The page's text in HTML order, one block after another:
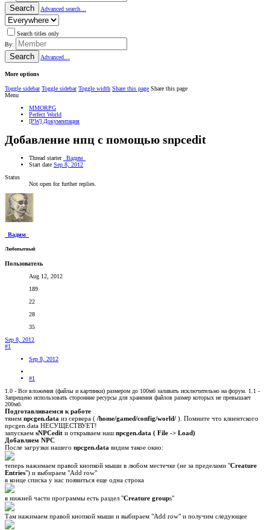
Search Advanced search…
Search titles only
By:
Search Advanced…
More options
Toggle sidebar Toggle sidebar Toggle width Share this page Share this page
Menu
MMORPG
Perfect World
[PW] Документация
Добавление нпц с помощью snpcedit
Thread starter
_Вадим_
Start date Sep 8, 2012
Status
Not open for further replies.
_Вадим_
Любопытный
Пользователь
Aug 12, 2012
189
22
28
35
Sep 8, 2012
#1
Sep 8, 2012
#1
1.0 - Все вложения (файлы и картинки) размером до 100мб заливать исключительно на форум. 1.1 -
Запрещено использовать сторонние ресурсы для хранения файлов размер которых не превышает
200мб.
Подготавливаемся к работе
тянем npcgen.data из сервера ( /home/gamed/config/world/ ). Помните что клиентского
npcgen.data НЕСУЩЕСТВУЕТ!
запускаем sNPCedit и открываем наш npcgen.data ( File -> Load)
Добавляем NPC
После загрузки нашего npcgen.data видим такое окно:
теперь нажимаем правой кнопкой мыши в любом местечке (не за пределами "Creature
Entries") и выбираем "Add row"
в конце списка у нас появиться еще одна строка
в нижней части программы есть раздел "Creature groups"
Там нажимаем правой кнопкой мыши и выбираем "Add row" и получим следующее